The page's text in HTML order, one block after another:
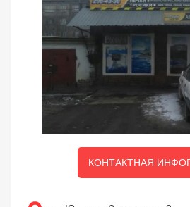
КОНТАКТНАЯ